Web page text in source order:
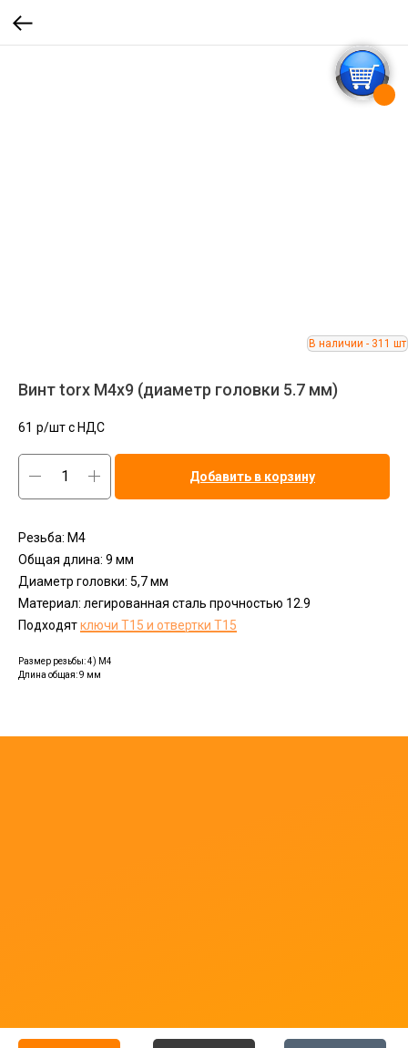
Винт torx M4x9 (диаметр головки 5.7 мм)
61 р/шт c НДС
Добавить в корзину
Резьба: М4
Общая длина: 9 мм
Диаметр головки: 5,7 мм
Материал: легированная сталь прочностью 12.9
Подходятключи Т15 и отвертки Т15
Размер резьбы: 4) M4
Длина общая: 9 мм